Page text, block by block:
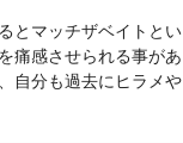
とマッチザベイトとい
痛感させられる事があ
自分も過去にヒラメや